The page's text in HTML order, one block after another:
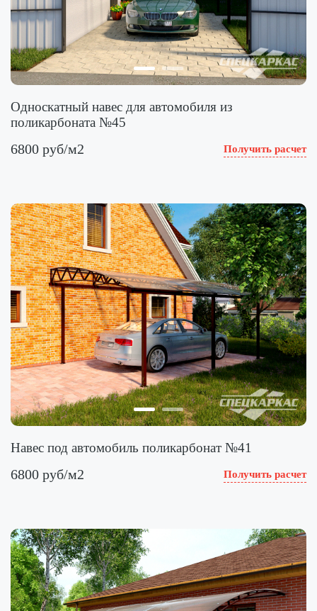
Односкатный навес для автомобиля из
поликарбоната №45
6800 руб/м2 Получить расчет
Навес под автомобиль поликарбонат №41
6800 руб/м2 Получить расчет